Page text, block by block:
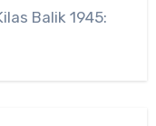
Balik 1945: